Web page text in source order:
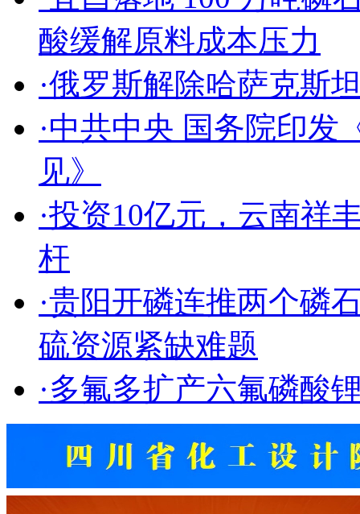
酸缓解原料成本压力
·俄罗斯解除哈萨克斯
·中共中央 国务院印发
见》
·投资10亿元，云南祥
杆
·贵阳开磷连推两个磷
硫资源紧缺难题
·多氟多扩产六氟磷酸